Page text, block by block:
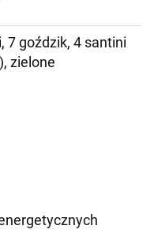
7 goździk, 4 santini
zielone